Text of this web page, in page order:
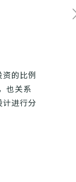
的比例
也关系
进行分